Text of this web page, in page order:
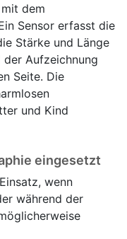
dem
Sensor erfasst die
Stärke und Länge
der Aufzeichnung
Seite. Die
und Kind
eingesetzt
wenn
während der